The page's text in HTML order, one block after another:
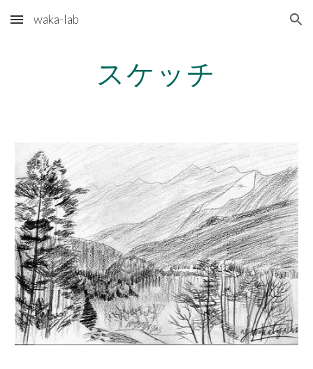
Skip to main content Skip to navigation
waka-lab
スケッチ